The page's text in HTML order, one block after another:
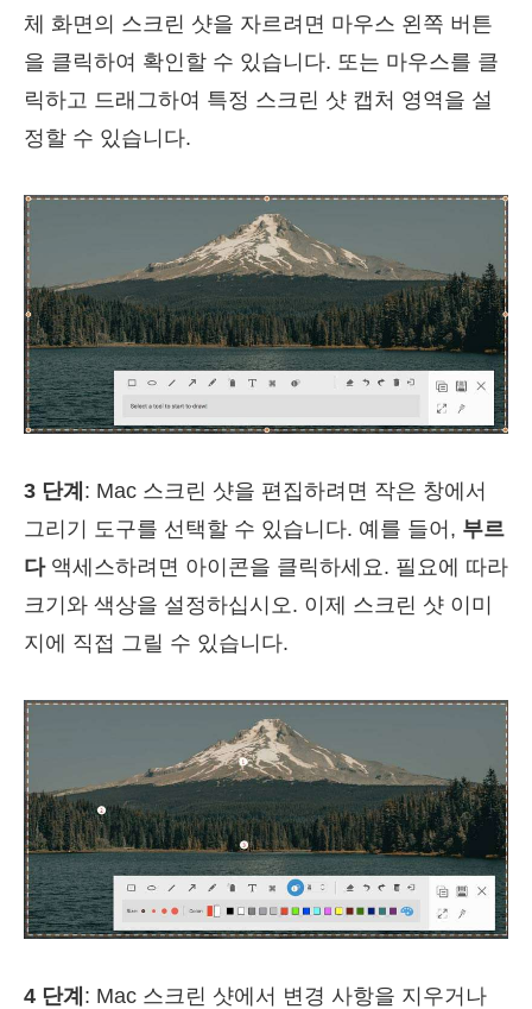
체 화면의 스크린 샷을 자르려면 마우스 왼쪽 버튼
을 클릭하여 확인할 수 있습니다. 또는 마우스를 클
릭하고 드래그하여 특정 스크린 샷 캡처 영역을 설
정할 수 있습니다.
3 단계 : Mac 스크린 샷을 편집하려면 작은 창에서
그리기 도구를 선택할 수 있습니다. 예를 들어, 부르
다액세스하려면 아이콘을 클릭하세요. 필요에 따라
크기와 색상을 설정하십시오. 이제 스크린 샷 이미
지에 직접 그릴 수 있습니다.
4 단계 : Mac 스크린 샷에서 변경 사항을 지우거나